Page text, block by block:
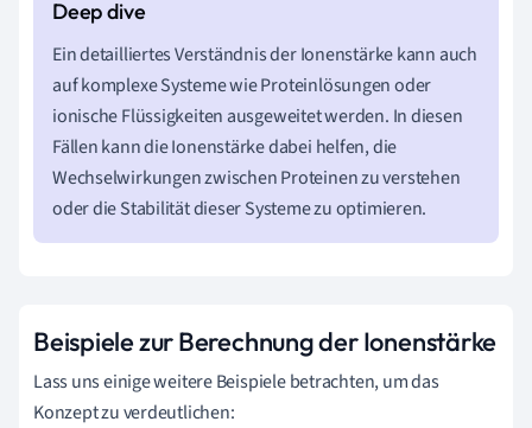
Ein detailliertes Verständnis der Ionenstärke kann auch
auf komplexe Systeme wie Proteinlösungen oder
ionische Flüssigkeiten ausgeweitet werden. In diesen
Fällen kann die Ionenstärke dabei helfen, die
Wechselwirkungen zwischen Proteinen zu verstehen
oder die Stabilität dieser Systeme zu optimieren.
Beispiele zur Berechnung der Ionenstärke
Lass uns einige weitere Beispiele betrachten, um das
Konzept zu verdeutlichen: